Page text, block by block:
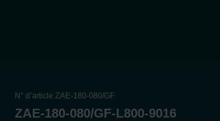
N° d’article ZAE-180-080/GF
ZAE-180-080/GF-L800-9016